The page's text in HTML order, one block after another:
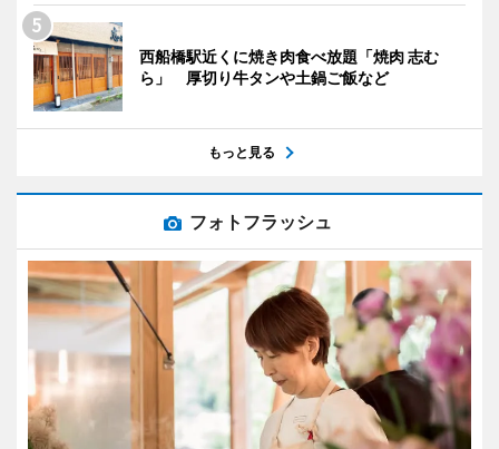
西船橋駅近くに焼き肉食べ放題「焼肉 志む
ら」 厚切り牛タンや土鍋ご飯など
もっと見る
フォトフラッシュ